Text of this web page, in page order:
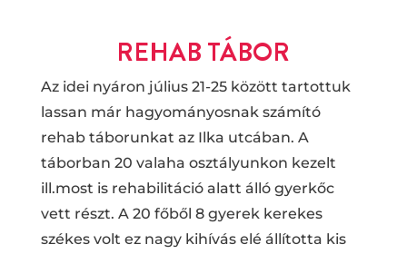
REHAB TÁBOR
Az idei nyáron július 21-25 között tartottuk
lassan már hagyományosnak számító
rehab táborunkat az Ilka utcában. A
táborban 20 valaha osztályunkon kezelt
ill.most is rehabilitáció alatt álló gyerkőc
vett részt. A 20 főből 8 gyerek kerekes
székes volt ez nagy kihívás elé állította kis